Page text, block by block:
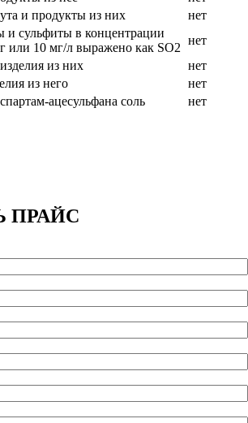
и продукты из них
нет
и сульфиты в концентрации
или 10 мг/л выражено как SO2
нет
из них
нет
из него
нет
ацесульфана соль
нет
ПРАЙС